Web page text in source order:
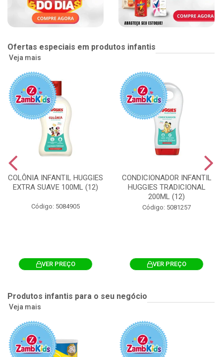
Ofertas especiais em produtos infantis
Veja mais
COLÔNIA INFANTIL HUGGIES
EXTRA SUAVE 100ML (12)
Código: 5084905
VER PREÇO
CONDICIONADOR INFANTIL
HUGGIES TRADICIONAL
200ML (12)
Código: 5081257
VER PREÇO
Produtos infantis para o seu negócio
Veja mais